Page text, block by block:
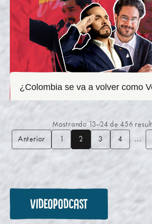
¿Colombia se va a volver como
Mostrando 13–24 de 456
Anterior
1 2 3 4 …
videopodcast